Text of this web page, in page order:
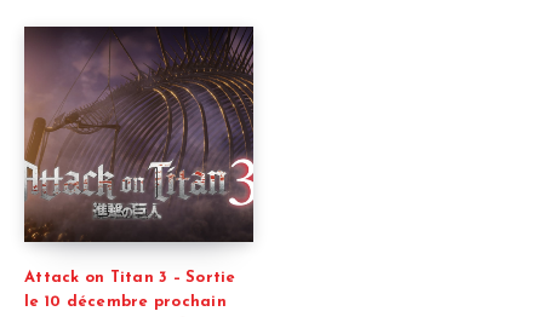
Attack on Titan 3 – Sortie
le 10 décembre prochain